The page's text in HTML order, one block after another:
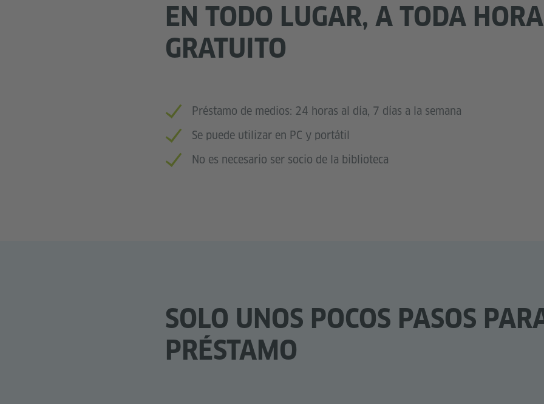
EN TODO LUGAR, A TODA
GRATUITO
Préstamo de medios: 24 horas al día, 7 días a la semana
Se puede utilizar en PC y portátil
No es necesario ser socio de la biblioteca
SOLO UNOS POCOS PASOS
PRÉSTAMO